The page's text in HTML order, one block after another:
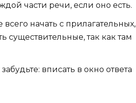
части речи, если оно есть.
начать с прилагательных,
существительные, так как там
вписать в окно ответа